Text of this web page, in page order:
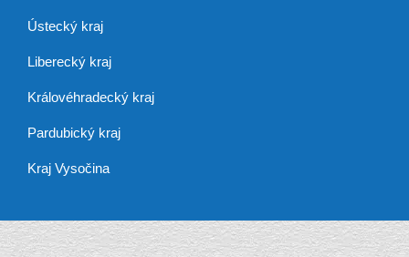
Ústecký kraj
Liberecký kraj
Královéhradecký kraj
Pardubický kraj
Kraj Vysočina